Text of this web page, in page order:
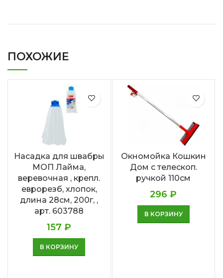
ПОХОЖИЕ
Насадка для швабры
МОП Лайма,
веревочная , крепл.
еврорезб, хлопок,
длина 28см, 200г, ,
арт. 603788
157₽
В КОРЗИНУ
Окномойка Кошкин
Дом с телескоп.
ручкой 110см
296₽
В КОРЗИНУ